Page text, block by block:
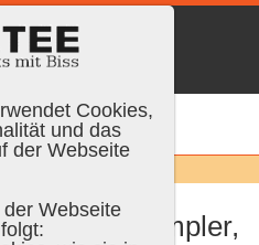
Sampler,
Cookies,
und das
der Webseite
Webseite